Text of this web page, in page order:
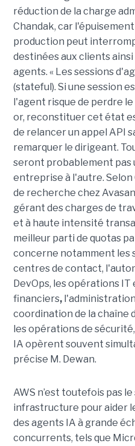
réduction de la charge
Chandak, car
production peut
destinées aux clients
agents. « Les sessions
(stateful). Si une session
l'agent risque de perdre
or, reconstituer cet état
de relancer un appel API
remarquer le dirigeant.
seront probablement pas
entreprise à l'autre. Selon
de recherche chez
gérant des charges de
et à haute intensité
meilleur parti de quotas
concerne notamment les
centres de contact,
DevOps, les opérations IT
financiers,l'administration
coordination de la chaîne
les opérations de
IA opèrent souvent
précise M. Dewan.
AWS n’est toutefois pas
infrastructure pour aider
des agents IA à grande
concurrents, tels que